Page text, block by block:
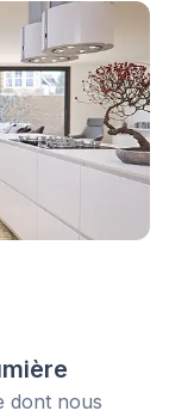
de leurs
dont nous